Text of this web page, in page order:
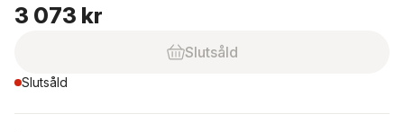
3 073 kr
Slutsåld
Slutsåld